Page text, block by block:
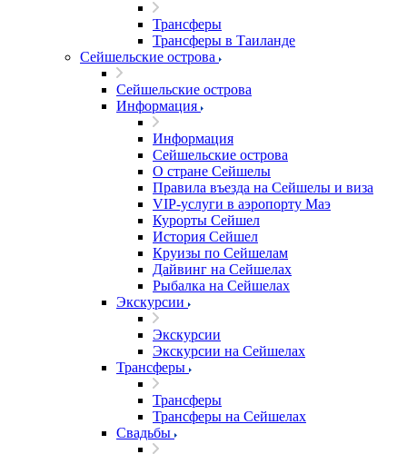
Трансферы
Трансферы в Таиланде
Сейшельские острова
Сейшельские острова
Информация
Информация
Сейшельские острова
О стране Сейшелы
Правила въезда на Сейшелы и виза
VIP-услуги в аэропорту Маэ
Курорты Сейшел
История Сейшел
Круизы по Сейшелам
Дайвинг на Сейшелах
Рыбалка на Сейшелах
Экскурсии
Экскурсии
Экскурсии на Сейшелах
Трансферы
Трансферы
Трансферы на Сейшелах
Свадьбы